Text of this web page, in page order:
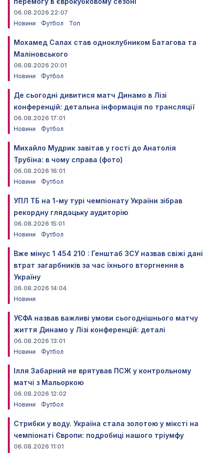
06.08.2026 22:07
Новини
Футбол Топ
Мохамед Салах став одноклубником Батагова та
Маліновського
06.08.2026 20:01
Новини
Футбол
Де сьогодні дивитися матч Динамо в Лізі
конференцій: детальна інформація по трансляції
06.08.2026 17:01
Новини
Футбол
Михайло Мудрик завітав у гості до Анатолія
Трубіна: в чому справа (фото)
06.08.2026 16:01
Новини
Футбол
УПЛ ТБ на 1-му турі чемпіонату України зібрав
рекордну глядацьку аудиторію
06.08.2026 15:01
Новини
Футбол
Вже мінус 1 454 210 : Генштаб ЗСУ назвав свіжі дані
втрат загарбників за час їхнього вторгнення в
Україну
06.08.2026 14:04
Новини
УЄФА назвав важливі умови сьогоднішнього матчу
життя Динамо у Лізі конференцій: деталі
06.08.2026 13:01
Новини
Футбол
Ілля Забарний не врятував ПСЖ у контрольному
матчі з Мальоркою
06.08.2026 12:02
Новини
Футбол
Стрибки у воду. Україна стала золотою у міксті на
чемпіонаті Європи: подробиці нашого тріумфу
06.08.2026 11:01